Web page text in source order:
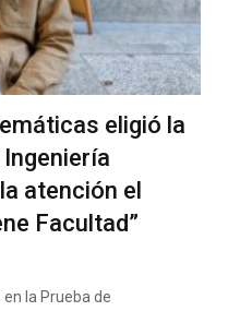
eligió la
atención el
Facultad”
la Prueba de